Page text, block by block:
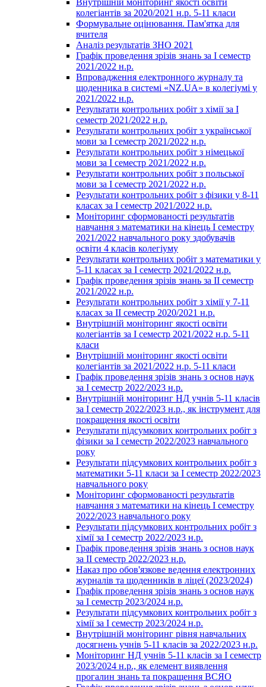
колегіантів за 2020/2021 н.р. 5-11 класи
Формувальне оцінювання. Пам'ятка для
вчителя
Аналіз результатів ЗНО 2021
Графік проведення зрізів знань за І семестр
2021/2022 н.р.
Впровадження електронного журналу та
щоденника в системі «NZ.UA» в колегіумі у
2021/2022 н.р.
Результати контрольних робіт з хімії за І
семестр 2021/2022 н.р.
Результати контрольних робіт з української
мови за І семестр 2021/2022 н.р.
Результати контрольних робіт з німецької
мови за І семестр 2021/2022 н.р.
Результати контрольних робіт з польської
мови за І семестр 2021/2022 н.р.
Результати контрольних робіт з фізики у 8-11
класах за І семестр 2021/2022 н.р.
Моніторинг сформованості результатів
навчання з математики на кінець І семестру
2021/2022 навчального року здобувачів
освіти 4 класів колегіуму
Результати контрольних робіт з математики у
5-11 класах за І семестр 2021/2022 н.р.
Графік проведення зрізів знань за ІІ семестр
2021/2022 н.р.
Результати контрольних робіт з хімії у 7-11
класах за ІІ семестр 2020/2021 н.р.
Внутрішній моніторинг якості освіти
колегіантів за І семестр 2021/2022 н.р. 5-11
класи
Внутрішній моніторинг якості освіти
колегіантів за 2021/2022 н.р. 5-11 класи
Графік проведення зрізів знань з основ наук
за І семестр 2022/2023 н.р.
Внутрішній моніторинг НД учнів 5-11 класів
за І семестр 2022/2023 н.р., як інструмент для
покращення якості освіти
Результати підсумкових контрольних робіт з
фізики за І семестр 2022/2023 навчального
року
Результати підсумкових контрольних робіт з
математики 5-11 класи за І семестр 2022/2023
навчального року
Моніторинг сформованості результатів
навчання з математики на кінець І семестру
2022/2023 навчального року
Результати підсумкових контрольних робіт з
хімії за І семестр 2022/2023 н.р.
Графік проведення зрізів знань з основ наук
за ІІ семестр 2022/2023 н.р.
Наказ про обов'язкове ведення електронних
журналів та щоденників в ліцеї (2023/2024)
Графік проведення зрізів знань з основ наук
за І семестр 2023/2024 н.р.
Результати підсумкових контрольних робіт з
хімії за І семестр 2023/2024 н.р.
Внутрішній моніторинг рівня навчальних
досягнень учнів 5-11 класів за 2022/2023 н.р.
Моніторинг НД учнів 5-11 класів за І семестр
2023/2024 н.р., як елемент виявлення
прогалин знань та покращення ВСЯО